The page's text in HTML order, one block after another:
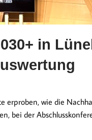
in
erproben, wie die
bei der